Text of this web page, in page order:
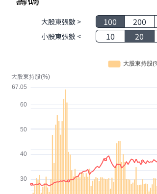
大股東張數 > 100 200
小股東張數 < 10 20